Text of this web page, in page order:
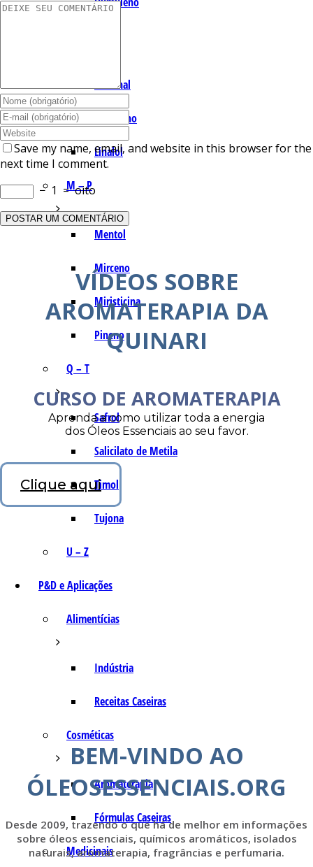
Lemonal
Limoneno
Linalol
M – P
Mentol
Mirceno
Miristicina
Pineno
Q – T
Safrol
Salicilato de Metila
Timol
Tujona
U – Z
P&D e Aplicações
Alimentícias
Indústria
Receitas Caseiras
Cosméticas
Aromaterapia
Fórmulas Caseiras
Medicinais
Save my name, email, and website in this browser for the
next time I comment.
− 1 =oito
VÍDEOS SOBRE
AROMATERAPIA DA
QUINARI
CURSO DE AROMATERAPIA
Aprenda a como utilizar toda a energia
dos Óleos Essenciais ao seu favor.
Clique aqui
BEM-VINDO AO
ÓLEOSESSENCIAIS.ORG
Desde 2009, trazendo o que há de melhor em informações
sobre óleos essenciais, químicos aromáticos, isolados
naturais, aromaterapia, fragrâncias e perfumaria.